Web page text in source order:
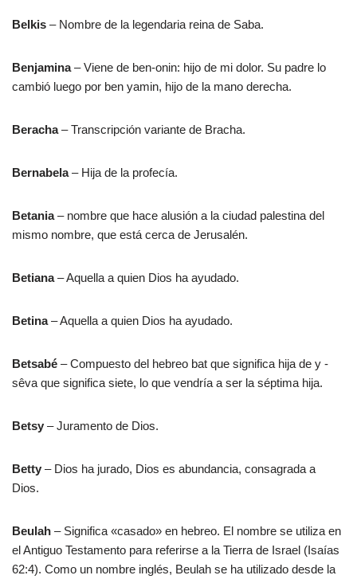
Belkis – Nombre de la legendaria reina de Saba.
Benjamina– Viene de ben-onin: hijo de mi dolor. Su padre lo
cambió luego por ben yamin, hijo de la mano derecha.
Beracha– Transcripción variante de Bracha.
Bernabela– Hija de la profecía.
Betania– nombre que hace alusión a la ciudad palestina del
mismo nombre, que está cerca de Jerusalén.
Betiana– Aquella a quien Dios ha ayudado.
Betina– Aquella a quien Dios ha ayudado.
Betsabé – Compuesto del hebreo bat que significa hija de y -
sêva que significa siete, lo que vendría a ser la séptima hija.
Betsy – Juramento de Dios.
Betty – Dios ha jurado, Dios es abundancia, consagrada a
Dios.
Beulah – Significa «casado» en hebreo. El nombre se utiliza en
el Antiguo Testamento para referirse a la Tierra de Israel (Isaías
62:4). Como un nombre inglés, Beulah se ha utilizado desde la